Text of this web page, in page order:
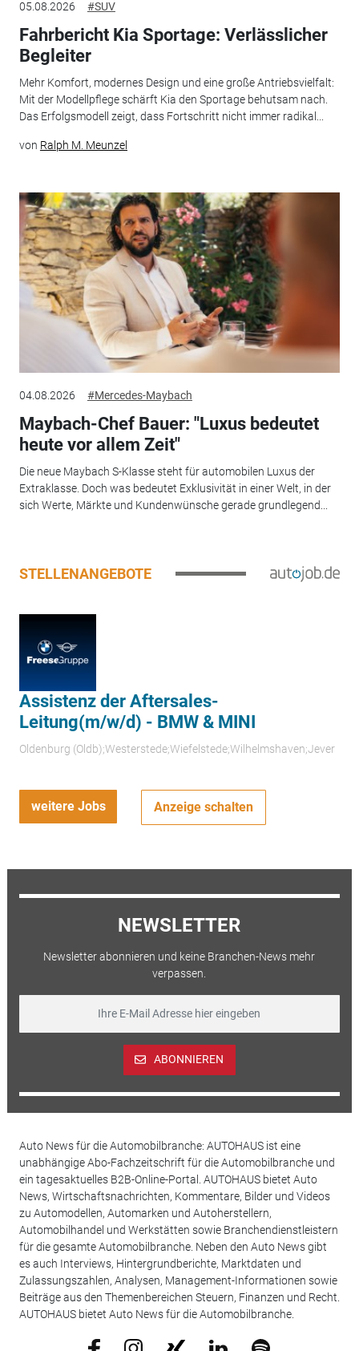
05.08.2026 #SUV
Fahrbericht Kia Sportage: Verlässlicher
Begleiter
Mehr Komfort, modernes Design und eine große Antriebsvielfalt:
Mit der Modellpflege schärft Kia den Sportage behutsam nach.
Das Erfolgsmodell zeigt, dass Fortschritt nicht immer radikal...
von Ralph M. Meunzel
04.08.2026 #Mercedes-Maybach
Maybach-Chef Bauer: "Luxus bedeutet
heute vor allem Zeit"
Die neue Maybach S-Klasse steht für automobilen Luxus der
Extraklasse. Doch was bedeutet Exklusivität in einer Welt, in der
sich Werte, Märkte und Kundenwünsche gerade grundlegend...
STELLENANGEBOTE
Assistenz der Aftersales-
Leitung(m/w/d) - BMW & MINI
Oldenburg (Oldb);Westerstede;Wiefelstede;Wilhelmshaven;Jever
weitere Jobs Anzeige schalten
NEWSLETTER
Newsletter abonnieren und keine Branchen-News mehr
verpassen.
ABONNIEREN
Auto News für die Automobilbranche: AUTOHAUS ist eine
unabhängige Abo-Fachzeitschrift für die Automobilbranche und
ein tagesaktuelles B2B-Online-Portal. AUTOHAUS bietet Auto
News, Wirtschaftsnachrichten, Kommentare, Bilder und Videos
zu Automodellen, Automarken und Autoherstellern,
Automobilhandel und Werkstätten sowie Branchendienstleistern
für die gesamte Automobilbranche. Neben den Auto News gibt
es auch Interviews, Hintergrundberichte, Marktdaten und
Zulassungszahlen, Analysen, Management-Informationen sowie
Beiträge aus den Themenbereichen Steuern, Finanzen und Recht.
AUTOHAUS bietet Auto News für die Automobilbranche.